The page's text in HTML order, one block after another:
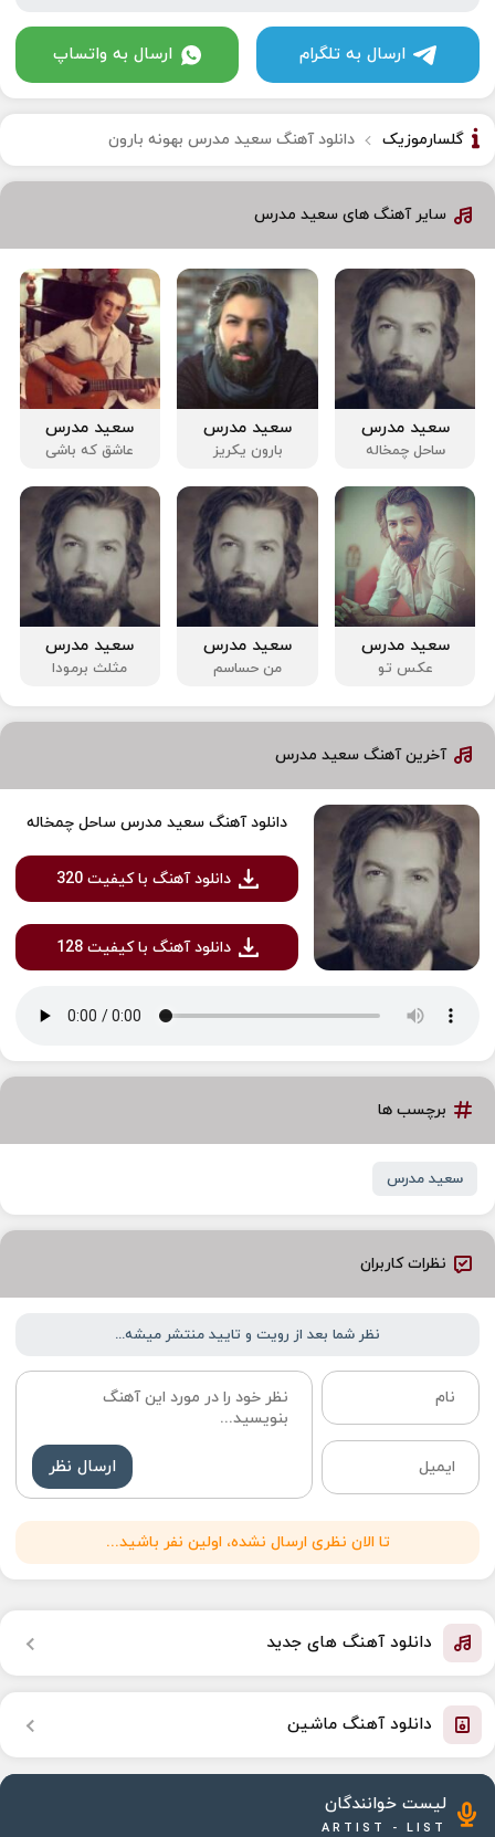
ارسال به تلگرام ارسال به واتساپ
گلسارموزیک دانلود آهنگ سعید مدرس بهونه بارون
سایر آهنگ های سعید مدرس
سعید مدرس
ساحل چمخاله
سعید مدرس
بارون یکریز
سعید مدرس
عاشق که باشی
سعید مدرس
عکس تو
سعید مدرس
من حساسم
سعید مدرس
مثلث برمودا
آخرین آهنگ سعید مدرس
دانلود آهنگ سعید مدرس ساحل چمخاله
دانلود آهنگ با کیفیت 320
دانلود آهنگ با کیفیت 128
برچسب ها
سعید مدرس
نظرات کاربران
نظر شما بعد از رویت و تایید منتشر میشه...
ارسال نظر
تا الان نظری ارسال نشده، اولین نفر باشید...
دانلود آهنگ های جدید
دانلود آهنگ ماشین
لیست خوانندگان
ARTIST - LIST